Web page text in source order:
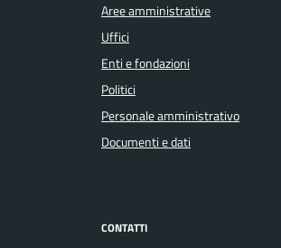
Aree amministrative
Uffici
Enti e fondazioni
Politici
Personale amministrativo
Documenti e dati
CONTATTI